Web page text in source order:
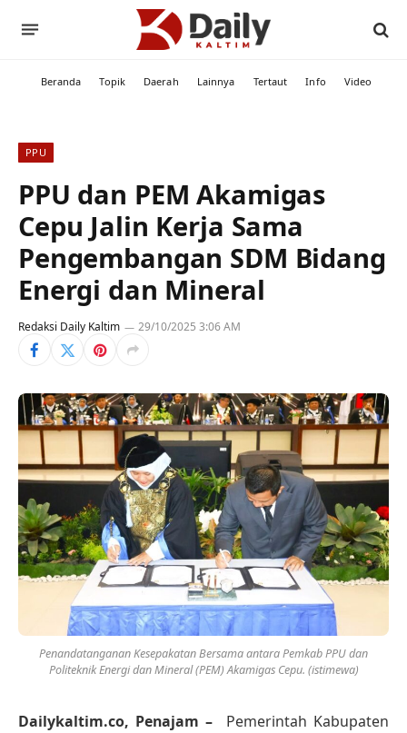
Beranda Topik Daerah Lainnya Tertaut Info Video
PPU
PPU dan PEM Akamigas
Cepu Jalin Kerja Sama
Pengembangan SDM Bidang
Energi dan Mineral
Redaksi Daily Kaltim 29/10/2025 3:06 AM
Penandatanganan Kesepakatan Bersama antara Pemkab PPU dan
Politeknik Energi dan Mineral (PEM) Akamigas Cepu. (istimewa)
Dailykaltim.co, Penajam –
Pemerintah Kabupaten